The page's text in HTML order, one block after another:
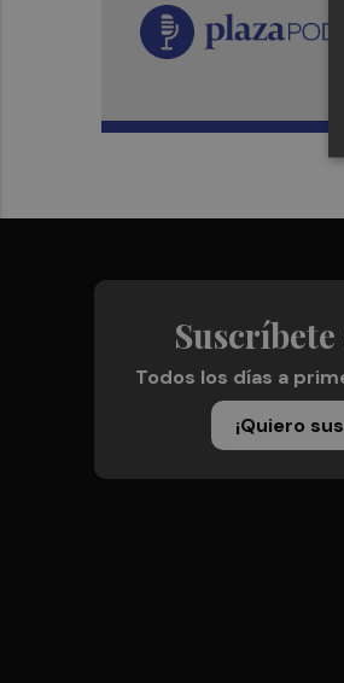
Todos los días a
¡Quiero